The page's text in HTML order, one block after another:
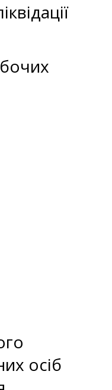
осіб